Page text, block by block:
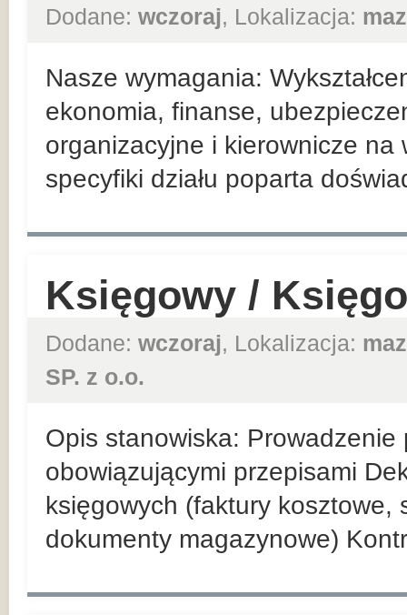
Dodane: wczoraj, Lokalizacja:
Nasze wymagania:
ekonomia, finanse,
organizacyjne i kierownicze
specyfiki działu poparta
Księgowy /
Dodane: wczoraj, Lokalizacja:
SP. z o.o.
Opis stanowiska: Prowadzenie
obowiązującymi przepisami
księgowych (faktury
dokumenty magazynowe)